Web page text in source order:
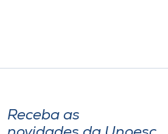
Selecione
o idioma
Receba as